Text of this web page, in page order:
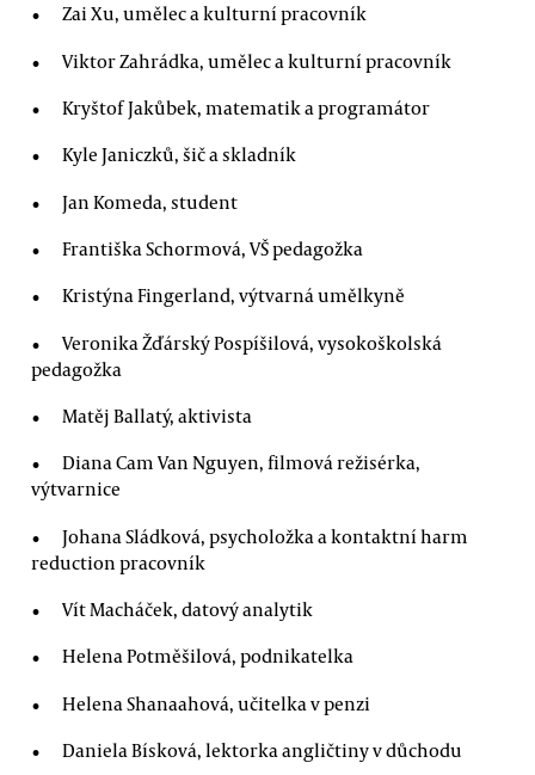
Zai Xu, umělec a kulturní pracovník
Viktor Zahrádka, umělec a kulturní pracovník
Kryštof Jakůbek, matematik a programátor
Kyle Janiczků, šič a skladník
Jan Komeda, student
Františka Schormová, VŠ pedagožka
Kristýna Fingerland, výtvarná umělkyně
Veronika Žďárský Pospíšilová, vysokoškolská
pedagožka
Matěj Ballatý, aktivista
Diana Cam Van Nguyen, filmová režisérka,
výtvarnice
Johana Sládková, psycholožka a kontaktní harm
reduction pracovník
Vít Macháček, datový analytik
Helena Potměšilová, podnikatelka
Helena Shanaahová, učitelka v penzi
Daniela Bísková, lektorka angličtiny v důchodu